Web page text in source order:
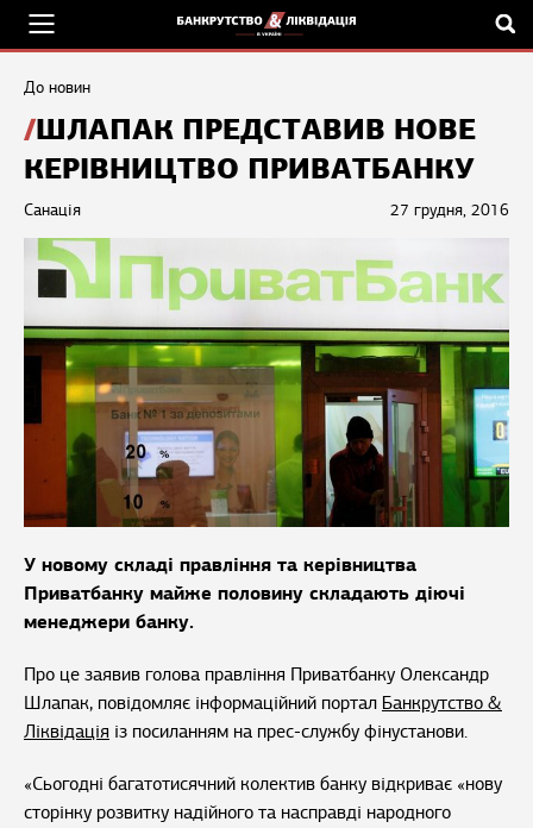
До новин
ШЛАПАК ПРЕДСТАВИВ НОВЕ
КЕРІВНИЦТВО ПРИВАТБАНКУ
27 грудня, 2016
Санація
У новому складі правління та керівництва
Приватбанку майже половину складають діючі
менеджери банку.
Про це заявив голова правління Приватбанку Олександр
Шлапак, повідомляє інформаційний портал Банкрутство &
Ліквідація із посиланням на прес-службу фінустанови.
«Сьогодні багатотисячний колектив банку відкриває «нову
сторінку розвитку надійного та насправді народного